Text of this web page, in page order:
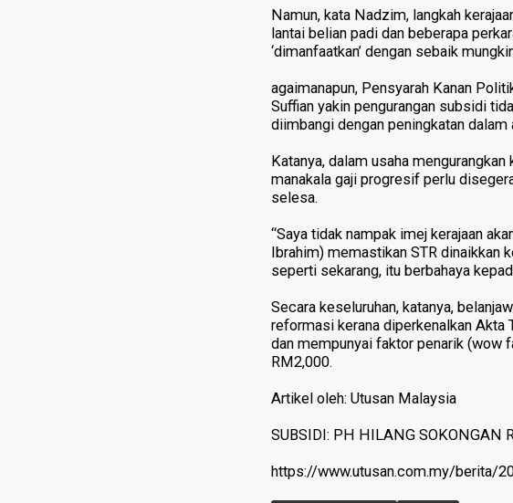
Namun, kata Nadzim, langkah
lantai belian padi dan beberapa
‘dimanfaatkan’ dengan sebaik
agaimanapun, Pensyarah Kanan
Suffian yakin pengurangan subsidi
diimbangi dengan peningkatan
Katanya, dalam usaha
manakala gaji progresif perlu
selesa.
“Saya tidak nampak imej kerajaan
Ibrahim) memastikan STR dinaikkan
seperti sekarang, itu berbahaya
Secara keseluruhan, katanya,
reformasi kerana diperkenalkan Akta
dan mempunyai faktor penarik (wow
RM2,000.
Artikel oleh: Utusan Malaysia
SUBSIDI: PH HILANG SOKONGAN
https://www.utusan.com.my/berita/